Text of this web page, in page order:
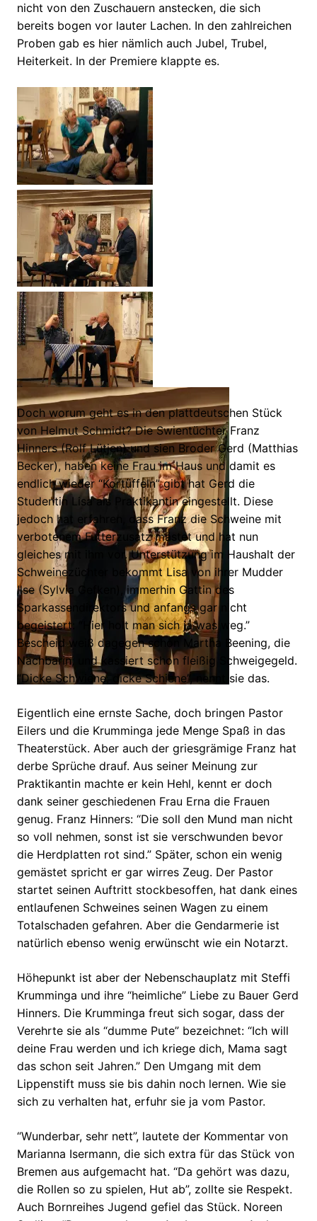
nicht von den Zuschauern anstecken, die sich
bereits bogen vor lauter Lachen. In den zahlreichen
Proben gab es hier nämlich auch Jubel, Trubel,
Heiterkeit. In der Premiere klappte es.
Doch worum geht es in den plattdeutschen Stück
von Helmut Schmidt? Die Swientüchter Franz
Hinners (Rolf Lütjen) und sien Broder Gerd (Matthias
Becker), haben keine Frau im Haus und damit es
endlich wieder “Kortüffeln” gibt hat Gerd die
Studentin Lisa als Praktikantin eingestellt. Diese
jedoch hat erfahren, dass Franz die Schweine mit
verbotenem Futterzusatz mästet und hat nun
gleiches mit ihm vor. Unterstützung im Haushalt der
Schweinezüchter bekommt Lisa von ihrer Mudder
Ilse (Sylvia Gefken), immerhin Gattin des
Sparkassendirektors und anfangs gar nicht
begeistert: “Hier holt man sich ja was weg.”
Bescheid weiß dagegen schon Martha Beening, die
Nachbarin, und kassiert schon fleißig Schweigegeld.
“Dicke Schwiene, dicke Schiene”, nennt sie das.
Eigentlich eine ernste Sache, doch bringen Pastor
Eilers und die Krumminga jede Menge Spaß in das
Theaterstück. Aber auch der griesgrämige Franz hat
derbe Sprüche drauf. Aus seiner Meinung zur
Praktikantin machte er kein Hehl, kennt er doch
dank seiner geschiedenen Frau Erna die Frauen
genug. Franz Hinners: “Die soll den Mund man nicht
so voll nehmen, sonst ist sie verschwunden bevor
die Herdplatten rot sind.” Später, schon ein wenig
gemästet spricht er gar wirres Zeug. Der Pastor
startet seinen Auftritt stockbesoffen, hat dank eines
entlaufenen Schweines seinen Wagen zu einem
Totalschaden gefahren. Aber die Gendarmerie ist
natürlich ebenso wenig erwünscht wie ein Notarzt.
Höhepunkt ist aber der Nebenschauplatz mit Steffi
Krumminga und ihre “heimliche” Liebe zu Bauer Gerd
Hinners. Die Krumminga freut sich sogar, dass der
Verehrte sie als “dumme Pute” bezeichnet: “Ich will
deine Frau werden und ich kriege dich, Mama sagt
das schon seit Jahren.” Den Umgang mit dem
Lippenstift muss sie bis dahin noch lernen. Wie sie
sich zu verhalten hat, erfuhr sie ja vom Pastor.
“Wunderbar, sehr nett”, lautete der Kommentar von
Marianna Isermann, die sich extra für das Stück von
Bremen aus aufgemacht hat. “Da gehört was dazu,
die Rollen so zu spielen, Hut ab”, zollte sie Respekt.
Auch Bornreihes Jugend gefiel das Stück. Noreen